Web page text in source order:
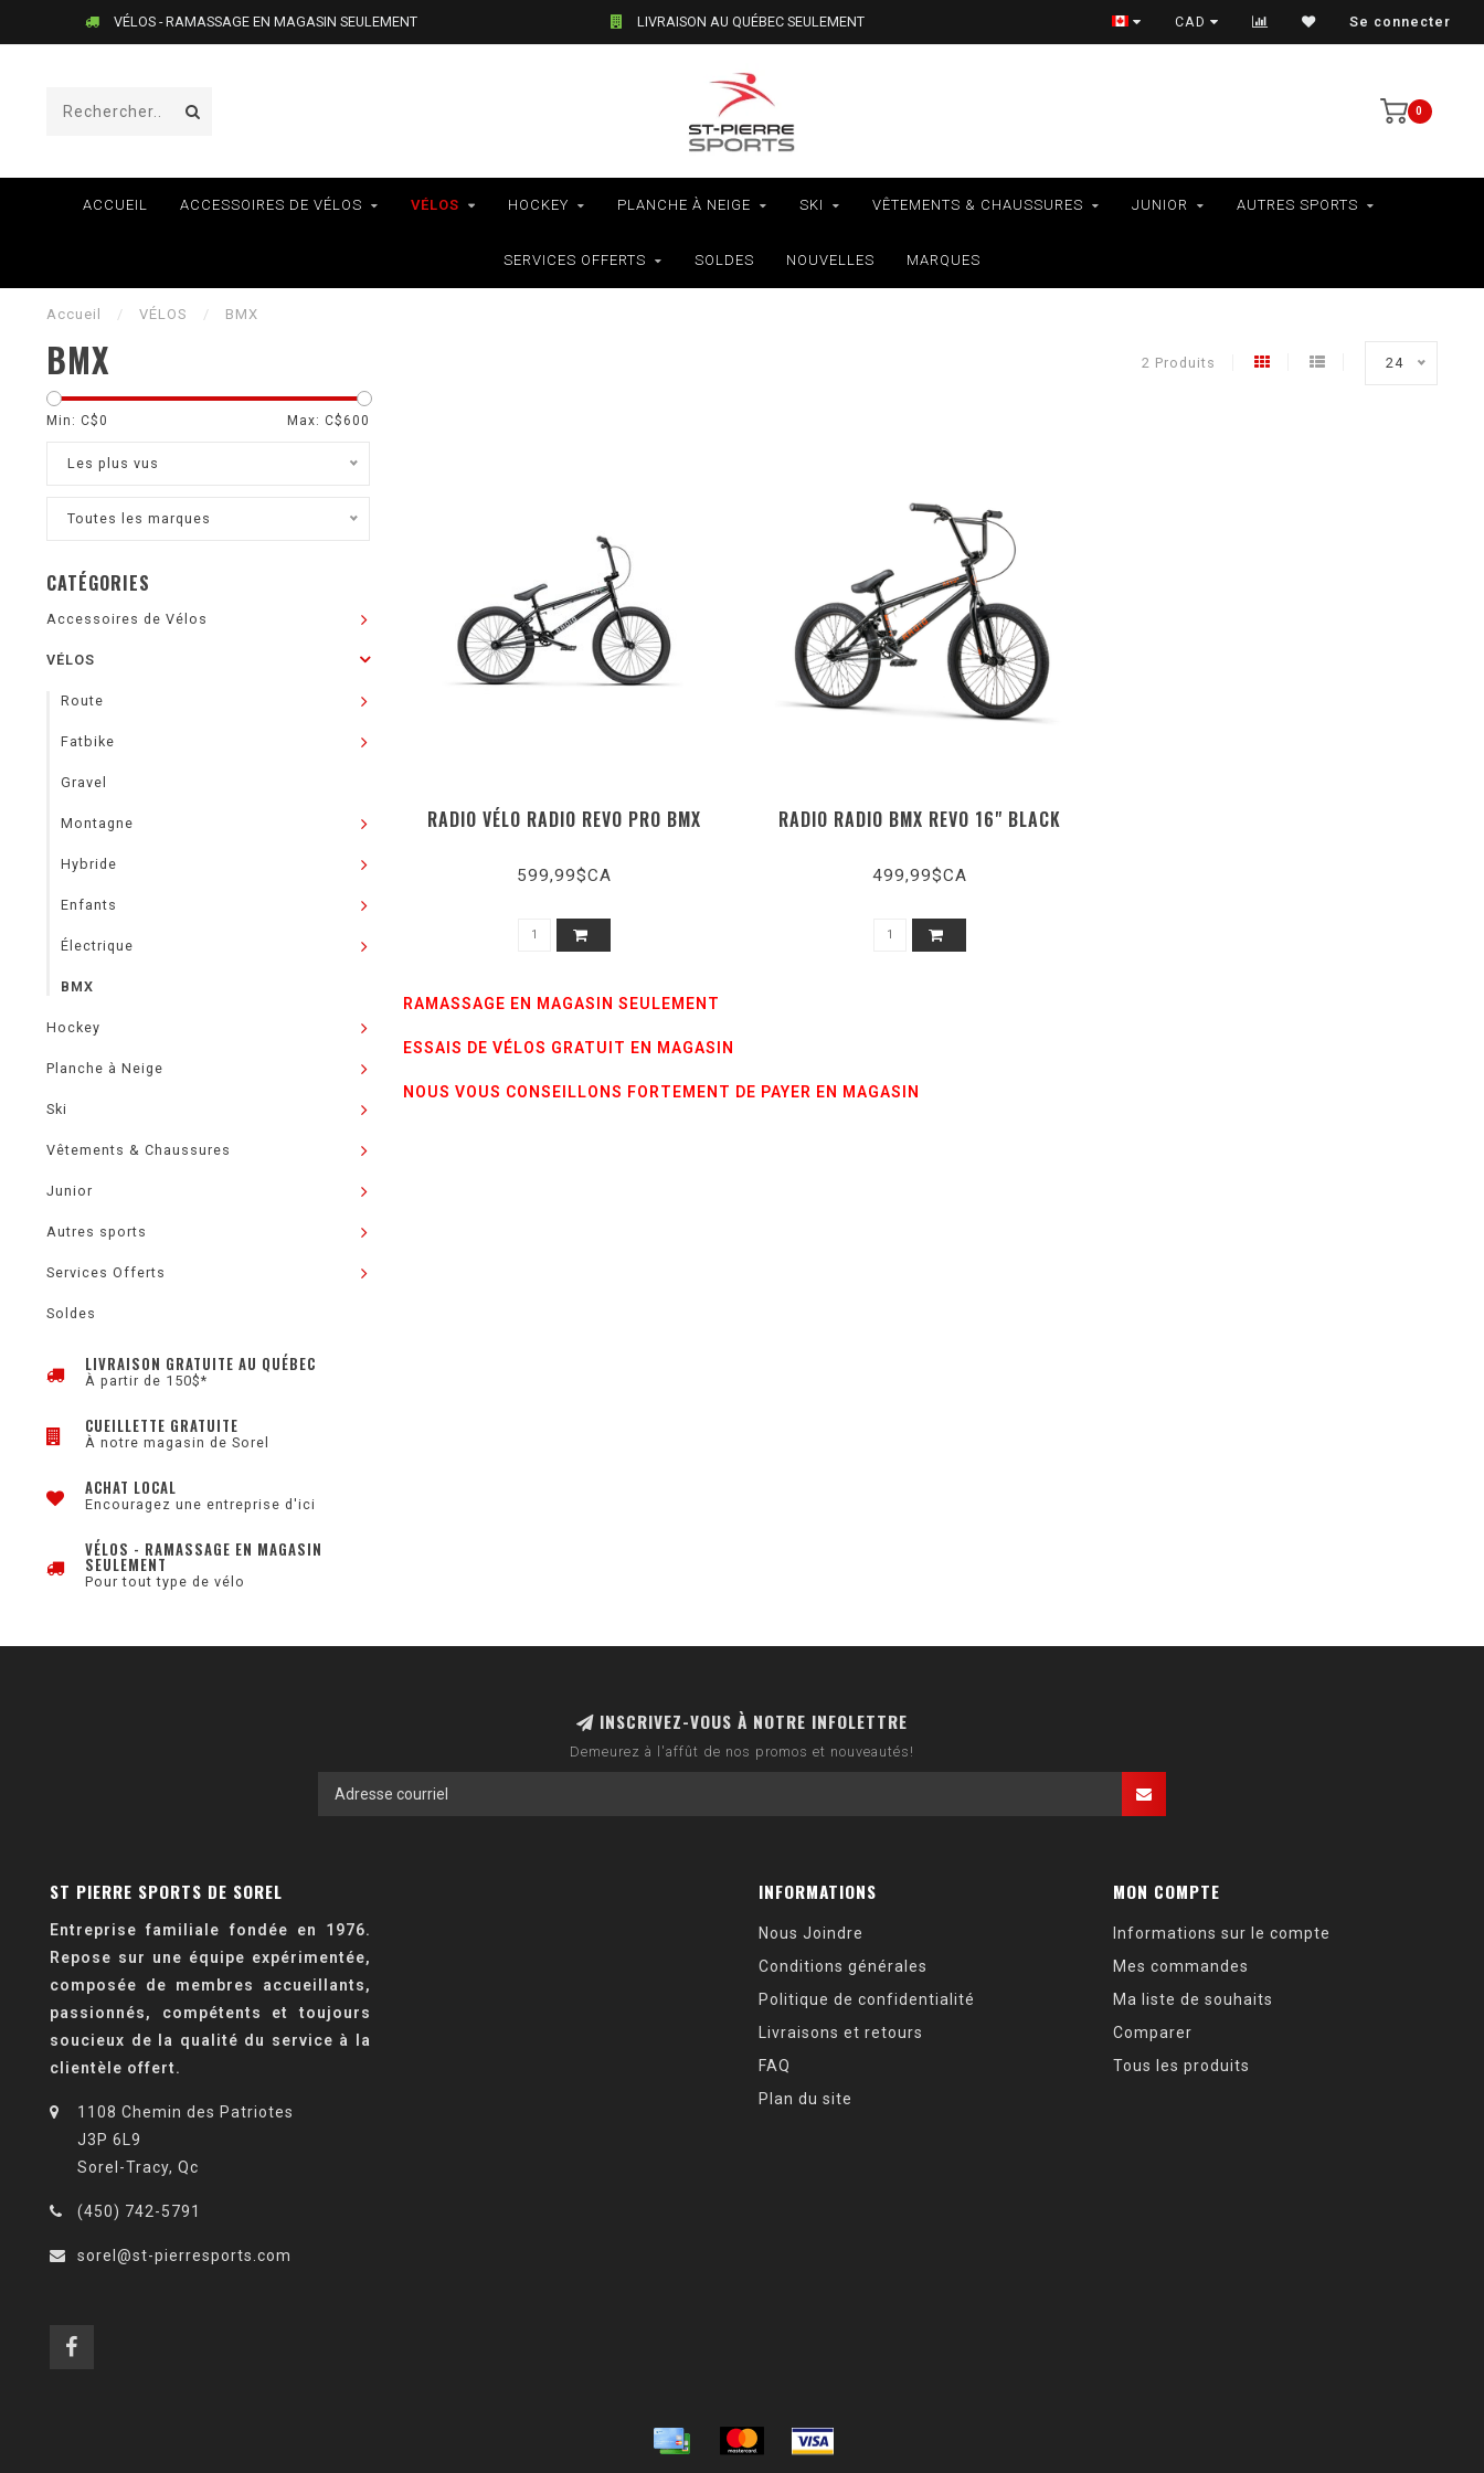
VÉLOS - RAMASSAGE EN MAGASIN SEULEMENT LIVRAISON AU QUÉBEC SEULEMENT VÉLOS - RAMASSAGE EN MAGASIN SEULEMENT
CAD Se connecter
0
ACCUEIL ACCESSOIRES DE VÉLOS VÉLOS HOCKEY PLANCHE À NEIGE SKI VÊTEMENTS & CHAUSSURES JUNIOR AUTRES SPORTS
SERVICES OFFERTS SOLDES NOUVELLES MARQUES
Accueil / VÉLOS / BMX
BMX 2 Produits 24
Min: C$0 Max: C$ 600
Les plus vus
Toutes les marques
CATÉGORIES
Accessoires de Vélos
VÉLOS
Route
Fatbike
Gravel
Montagne
Hybride
Enfants
Électrique
BMX
Hockey
Planche à Neige
Ski
Vêtements & Chaussures
Junior
Autres sports
Services Offerts
Soldes
LIVRAISON GRATUITE AU QUÉBEC
À partir de 150$*
CUEILLETTE GRATUITE
À notre magasin de Sorel
ACHAT LOCAL
Encouragez une entreprise d'ici
VÉLOS - RAMASSAGE EN MAGASIN
SEULEMENT
Pour tout type de vélo
RADIO VÉLO RADIO REVO PRO BMX
599,99$CA
RADIO RADIO BMX REVO 16" BLACK
499,99$CA
RAMASSAGE EN MAGASIN SEULEMENT
ESSAIS DE VÉLOS GRATUIT EN MAGASIN
NOUS VOUS CONSEILLONS FORTEMENT DE PAYER EN MAGASIN
INSCRIVEZ-VOUS À NOTRE INFOLETTRE
Demeurez à l'affût de nos promos et nouveautés!
ST PIERRE SPORTS DE SOREL
Entreprise familiale fondée en 1976.
Repose sur une équipe expérimentée,
composée de membres accueillants,
passionnés, compétents et toujours
soucieux de la qualité du service à la
clientèle offert.
1108 Chemin des Patriotes
J3P 6L9
Sorel-Tracy, Qc
(450) 742-5791
sorel@st-pierresports.com
INFORMATIONS
Nous Joindre
Conditions générales
Politique de confidentialité
Livraisons et retours
FAQ
Plan du site
MON COMPTE
Informations sur le compte
Mes commandes
Ma liste de souhaits
Comparer
Tous les produits